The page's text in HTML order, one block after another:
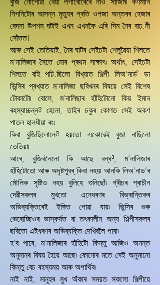
নিগনিটোৰ আসন্ন মৃতু্যৰ প্ৰতি ওপজা অন্তৰৰ হেজাৰ
বেদনা উপশম ঘটাই এখন এখনকৈ এৰি দিম নৈৰ বাঢ.নী
সোঁতত!
আৰু সেই তেতিয়াই, নৈৰ ঘাটৰ সেইচটা শেলুৱৈয়া শিলতে
ম’নালিজাৰ সৈতে মোৰ প্ৰথম সাক্ষাৎ৷ অৰ্থাৎ, সেইচটা
শিলতে বহি পঢি.ছিলো বিখ্যাত শিল্পী লিঅ’নাৰ্ড’ ডা
ভিন্সিৰ প্ৰখ্যাত ম’নালিজা ছবিখনৰ বিষয়ে সেই বিশেষ
টোকাটো৷ বোলে, ম’নালিছাৰ হাঁহিটোনো কিয় ইমান
ৰহস্যাচ্চন্ন? হেনো, তাইৰ চকুৰ কোণত সেই অকণ
পাতল হালধীয়া ৰং৷
কিবা বুজিছিলোনে? হয়তো একোৱেই বুজা নাছিলো
তেতিয়া৷
আৰে, বুজিবলৈনো কি আছে বন্ধ³, ম’নালিজাৰ
হাঁহিটোতো আৰু অদৃষ্টপূবৰ্ কিবা নহয়৷ আনকি লিঅ’নাড’ৰ
মৌলিক সৃষ্টিও নহয় বুলিহে শুনিছোঁ৷ গ্ৰীচৰ প্ৰাচীন
দেৱীসকলৰ মুখতো এনেধৰণৰ বিভ্ৰান্তিকৰ
অভিব্যক্তিৰেই ইঙ্গিত পোৱা যায়৷ ভিন্সিৰ গুৰু
ভেৰোচ্ছিওৰ ভাস্কৰ্যত বা তৎকালীন অন্য শিল্পীসকলৰ
ছবিতো এইধৰণৰ অভিব্যক্তি দেখিবলৈ পাবা৷
হ’ব পাৰে, ম’নালিজাৰ হাঁহিটো কিন্তু আজিও অনন্ত
অনুমানৰ বিষয় হৈয়ে আছে৷ কোনোৰ মতে সেই অনুমানো
কিন্তু বেচ ৰহস্যময় আৰু অপাৰ্থিব৷
নাই নাই, মানুহৰ মুখ অঁকাৰ সময়ত সকলো শিল্পীয়ে